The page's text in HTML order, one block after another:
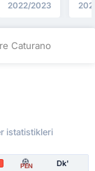
2022/2023
Caturano
istatistikleri
PEN Dk'